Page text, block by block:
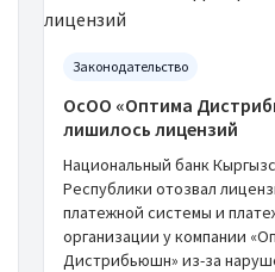
Законодательство
ОсОО «Оптима
лишилось лицензий
Национальный банк
Республики отозвал
платежной системы и
организации у компании
Дистрибьюшн» из-за